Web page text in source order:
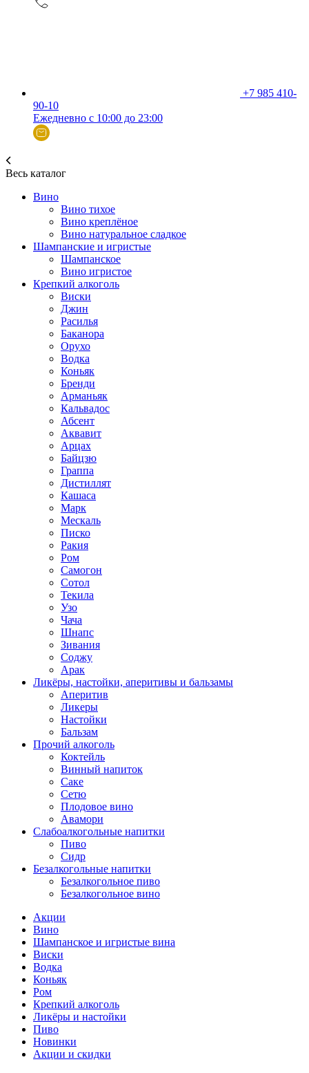
+7 985 410-
90-10
Ежедневно с 10:00 до 23:00
Весь каталог
Вино
Вино тихое
Вино креплёное
Вино натуральное сладкое
Шампанские и игристые
Шампанское
Вино игристое
Крепкий алкоголь
Виски
Джин
Расилья
Баканора
Орухо
Водка
Коньяк
Бренди
Арманьяк
Кальвадос
Абсент
Аквавит
Арцах
Байцзю
Граппа
Дистиллят
Кашаса
Марк
Мескаль
Писко
Ракия
Ром
Самогон
Сотол
Текила
Узо
Чача
Шнапс
Зивания
Соджу
Арак
Ликёры, настойки, аперитивы и бальзамы
Аперитив
Ликеры
Настойки
Бальзам
Прочий алкоголь
Коктейль
Винный напиток
Саке
Сетю
Плодовое вино
Авамори
Слабоалкогольные напитки
Пиво
Сидр
Безалкогольные напитки
Безалкогольное пиво
Безалкогольное вино
Акции
Вино
Шампанское и игристые вина
Виски
Водка
Коньяк
Ром
Крепкий алкоголь
Ликёры и настойки
Пиво
Новинки
Акции и скидки